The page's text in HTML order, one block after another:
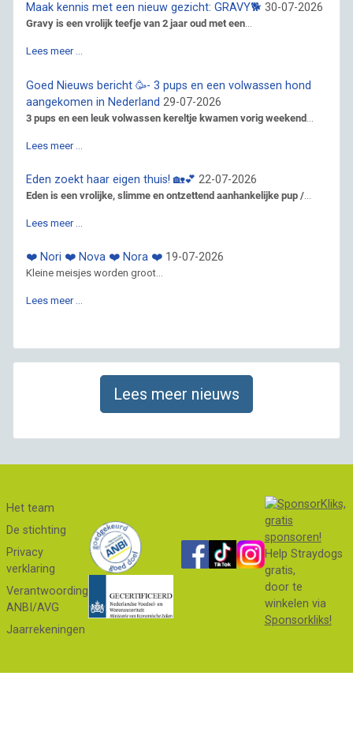
Maak kennis met een nieuw gezicht: GRAVY🐕 30-07-2026
Gravy is een vrolijk teefje van 2 jaar oud met een...
Lees meer …
Goed Nieuws bericht 🥳- 3 pups en een volwassen hond
aangekomen in Nederland 29-07-2026
3 pups en een leuk volwassen kereltje kwamen vorig weekend
Lees meer …
Eden zoekt haar eigen thuis! 🏡💕 22-07-2026
Eden is een vrolijke, slimme en ontzettend aanhankelijke pup /
Lees meer …
❤️ Nori ❤️ Nova ❤️ Nora ❤️ 19-07-2026
Kleine meisjes worden groot...
Lees meer …
Lees meer nieuws
Het team
De stichting
Privacy
verklaring
Verantwoording
ANBI/AVG
Jaarrekeningen
Help Straydogs
gratis,
door te
winkelen via
Sponsorkliks!